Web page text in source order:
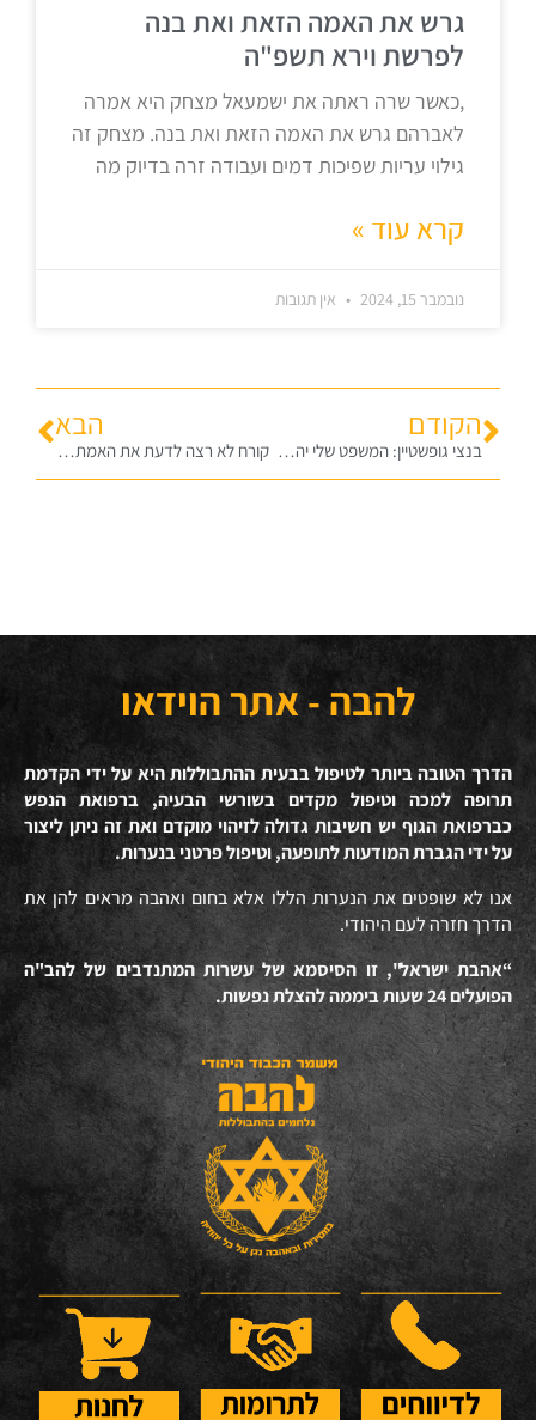
גרש את האמה הזאת ואת בנה
לפרשת וירא תשפ"ה
,כאשר שרה ראתה את ישמעאל מצחק היא אמרה
לאברהם גרש את האמה הזאת ואת בנה. מצחק זה
גילוי עריות שפיכות דמים ועבודה זרה בדיוק מה
קרא עוד »
נובמבר 15, 2024 אין תגובות
הקודם
בנצי גופשטיין: המשפט שלי יהפוך למשפט נגד שי ניצן והרפורמים
הבא
קורח לא רצה לדעת את האמת. וגם היום יש הרבה שלא רוצים שתדעו את האמת…
להבה - אתר הוידאו
הדרך הטובה ביותר לטיפול בבעית ההתבוללות היא על ידי הקדמת
תרופה למכה וטיפול מקדים בשורשי הבעיה, ברפואת הנפש
כברפואת הגוף יש חשיבות גדולה לזיהוי מוקדם ואת זה ניתן ליצור
על ידי הגברת המודעות לתופעה, וטיפול פרטני בנערות.
אנו לא שופטים את הנערות הללו אלא בחום ואהבה מראים להן את
הדרך חזרה לעם היהודי.
“אהבת ישראל", זו הסיסמא של עשרות המתנדבים של להב"ה
הפועלים 24 שעות ביממה להצלת נפשות.